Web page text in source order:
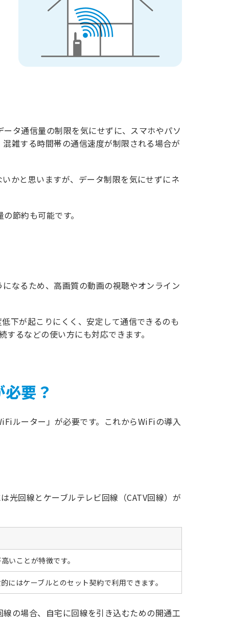
タ通信量の制限を気にせずに、スマホやパソ
雑する時間帯の通信速度が制限される場合が
かと思いますが、データ制限を気にせずにネ
節約も可能です。
なるため、高画質の動画の視聴やオンライン
下が起こりにくく、安定して通信できるのも
るなどの使い方にも対応できます。
要？
ルーター」が必要です。これからWiFiの導入
光回線とケーブルテレビ回線（CATV回線）が
いことが特徴です。
はケーブルとのセット契約で利用できます。
の場合、自宅に回線を引き込むための開通工